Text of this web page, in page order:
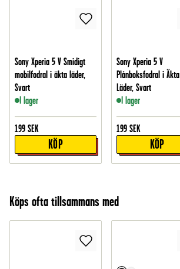
Sony Xperia 5 V Smidigt
mobilfodral i äkta läder,
Svart
I lager
199 SEK
KÖP
Sony Xperia 5 V
Plånboksfodral i Äkta
Läder, Svart
I lager
199 SEK
KÖP
Köps ofta tillsammans med